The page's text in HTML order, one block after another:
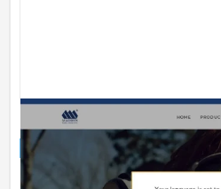
MEDDEN
ECサイト ファッション・アパレル
ブランドバックのECサイトを制作